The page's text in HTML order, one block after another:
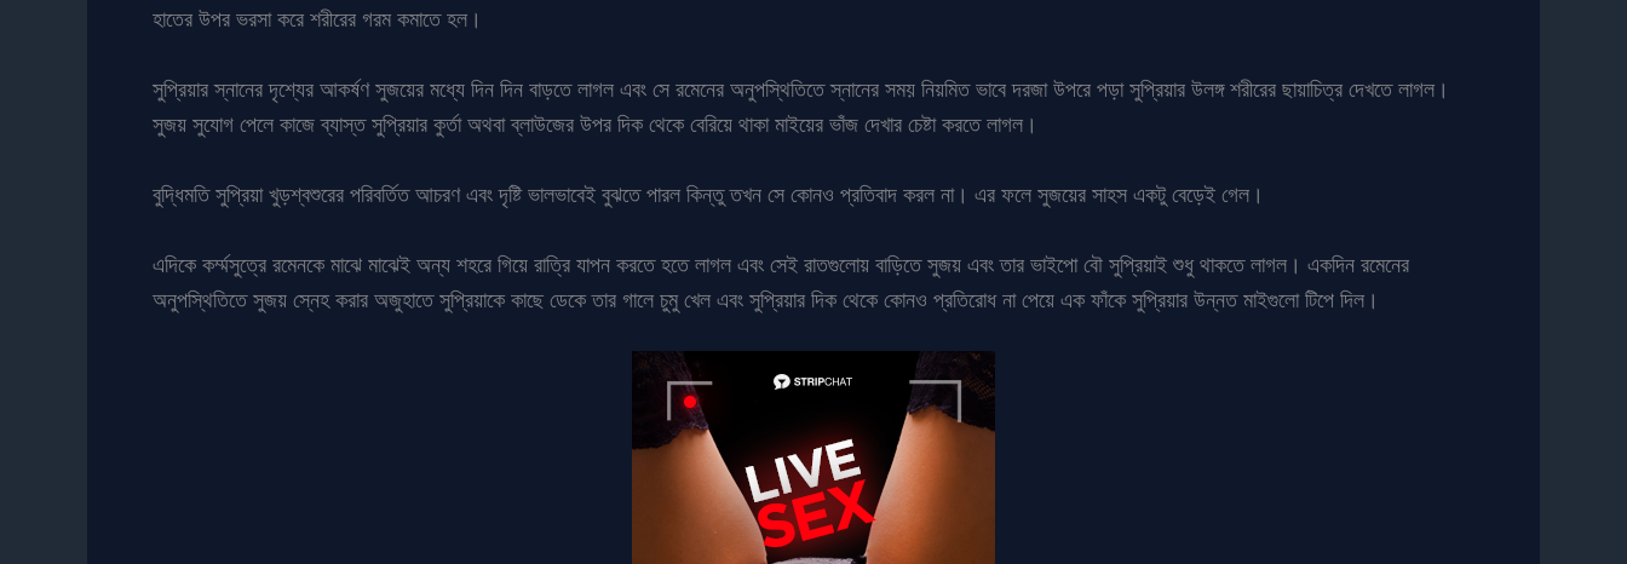
হাতের উপর ভরসা করে শরীরের গরম কমাতে হল।
সুপ্রিয়ার স্নানের দৃশ্যের আকর্ষণ সুজয়ের মধ্যে দিন দিন বাড়তে লাগল এবং সে রমেনের অনুপস্থিতিতে স্নানের সময় নিয়মিত ভাবে দরজা উপরে পড়া সুপ্রিয়ার উলঙ্গ শরীরের ছায়াচিত্র দেখতে লাগল।
সুজয় সুযোগ পেলে কাজে ব্যাস্ত সুপ্রিয়ার কুর্তা অথবা ব্লাউজের উপর দিক থেকে বেরিয়ে থাকা মাইয়ের ভাঁজ দেখার চেষ্টা করতে লাগল।
বুদ্ধিমতি সুপ্রিয়া খুড়শ্বশুরের পরিবর্তিত আচরণ এবং দৃষ্টি ভালভাবেই বুঝতে পারল কিন্তু তখন সে কোনও প্রতিবাদ করল না। এর ফলে সুজয়ের সাহস একটু বেড়েই গেল।
এদিকে কর্ম্মসুত্রে রমেনকে মাঝে মাঝেই অন্য শহরে গিয়ে রাত্রি যাপন করতে হতে লাগল এবং সেই রাতগুলোয় বাড়িতে সুজয় এবং তার ভাইপো বৌ সুপ্রিয়াই শুধু থাকতে লাগল। একদিন রমেনের
অনুপস্থিতিতে সুজয় স্নেহ করার অজুহাতে সুপ্রিয়াকে কাছে ডেকে তার গালে চুমু খেল এবং সুপ্রিয়ার দিক থেকে কোনও প্রতিরোধ না পেয়ে এক ফাঁকে সুপ্রিয়ার উন্নত মাইগুলো টিপে দিল।